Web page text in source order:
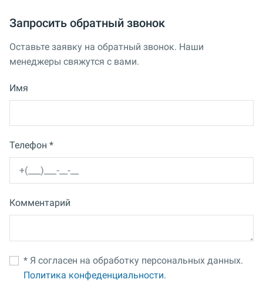
Запросить обратный звонок
Оставьте заявку на обратный звонок. Наши
менеджеры свяжутся с вами.
Имя
Телефон *
Комментарий
* Я согласен на обработку персональных данных.
Политика конфеденциальности.